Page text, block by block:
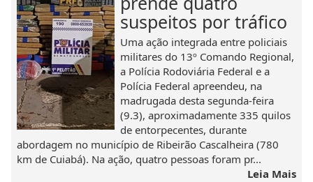
suspeitos por tráfico
Uma ação integrada entre policiais
militares do 13º Comando Regional,
a Polícia Rodoviária Federal e a
Polícia Federal apreendeu, na
madrugada desta segunda-feira
(9.3), aproximadamente 335 quilos
de entorpecentes, durante
abordagem no município de Ribeirão Cascalheira (780
km de Cuiabá). Na ação, quatro pessoas foram pr...
Leia Mais